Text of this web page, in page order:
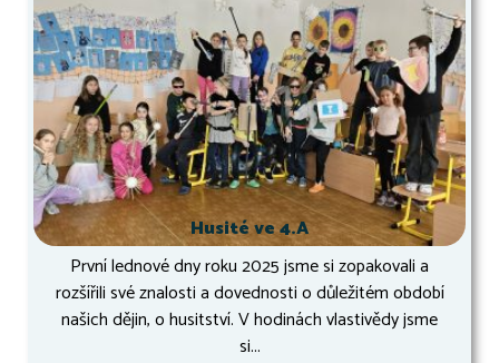
Husité ve 4.A
První lednové dny roku 2025 jsme si zopakovali a
rozšířili své znalosti a dovednosti o důležitém období
našich dějin, o husitství. V hodinách vlastivědy jsme
si...